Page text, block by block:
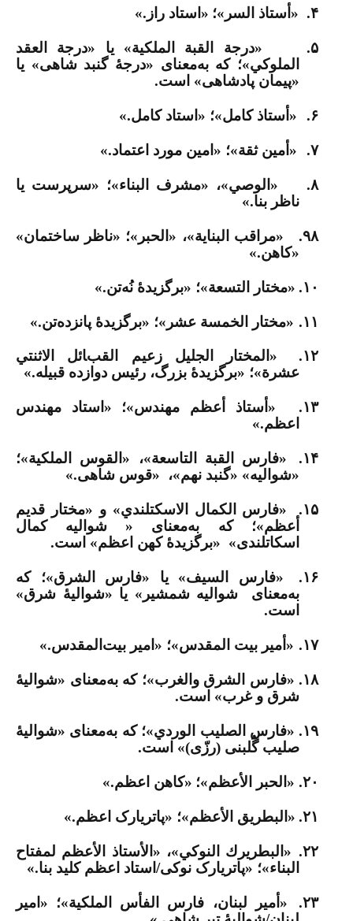
۴. «أستاذ السر»؛ «استاد راز.»
۵.
«درجة القبة الملكية» یا «درجة العقد
الملوكي»؛ که به‌معنای «درجۀ گنبد شاهی» یا
«پیمان پادشاهی» است.
۶. «أستاذ كامل»؛ «استاد کامل.»
۷. «أمين ثقة»؛ «امین مورد اعتماد.»
۸.
«الوصي»، «مشرف البناء»؛ «سرپرست یا
ناظر بنا.»
۹۸.
«مراقب البناية»، «الحبر»؛ «ناظر ساختمان»
«کاهن.»
۱۰. «مختار التسعة»؛ «برگزیدۀ نُه‌تن.»
۱۱. «مختار الخمسة عشر»؛ «برگزیدۀ پانزده‌تن.»
۱۲.
«المختار الجليل زعيم القبائل الاثنتي
عشرة»؛ «برگزیدۀ بزرگ، رئیس دوازده قبیله.»
۱۳.
«أستاذ أعظم مهندس»؛ «استاد مهندس
اعظم.»
۱۴.
«فارس القبة التاسعة»، «القوس الملكية»؛
«شوالیه» «گنبد نهم»، «قوس شاهی.»
۱۵.
«فارس الكمال الاسكتلندي» و «مختار قديم
أعظم»؛ که به‌معنای «
شوالیه کمال
اسکاتلندی» «برگزیدۀ کهن اعظم» است.
۱۶.
«فارس السيف» یا «فارس الشرق»؛ که
به‌معنای
شوالیه شمشیر» یا «شوالیۀ شرق»
است.
۱۷. «أمير بيت المقدس»؛ «امیر بیت‌المقدس.»
۱۸.
«فارس الشرق والغرب»؛ که به‌معنای «شوالیۀ
شرق و غرب» است.
۱۹.
«فارس الصليب الوردي»؛ که به‌معنای «شوالیۀ
صلیب گُلبنی (رزّی)» است.
۲۰. «الحبر الأعظم»؛ «کاهن اعظم.»
۲۱. «البطريق الأعظم»؛ «پاتریارک اعظم.»
۲۲.
«البطريرك النوكي»، «الأستاذ الأعظم لمفتاح
البناء»؛ «پاتریارک نوکی/استاد اعظم کلید بنا.»
۲۳.
«أمير لبنان، فارس الفأس الملكية»؛ «امیر